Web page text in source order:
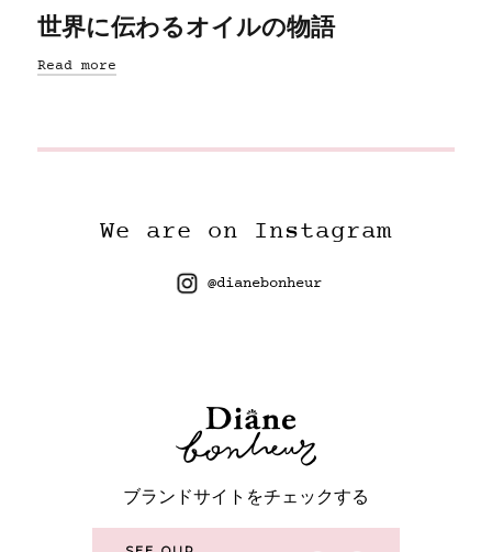
世界に伝わるオイルの物語
Read more
We are on Instagram
@dianebonheur
ブランドサイトをチェックする